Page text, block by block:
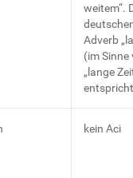
weitem“.
Adverb
(im Sinne
„lange
kein Aci